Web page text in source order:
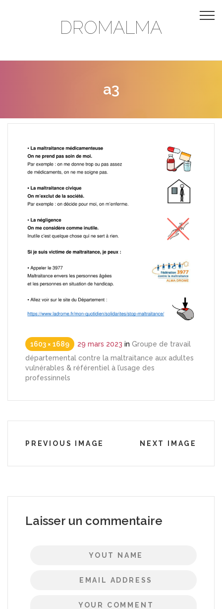
DROMALMA
a3
1603 × 1689 29 mars 2023 in Groupe de travail
départemental contre la maltraitance aux adultes
vulnérables & référentiel à l’usage des
professinnels
PREVIOUS IMAGE NEXT IMAGE
Laisser un commentaire